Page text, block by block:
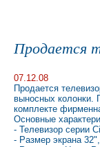
Продается
07.12.08
Продается
выносных колонки.
комплекте
Основные
- Телевизор серии
- Размер экрана